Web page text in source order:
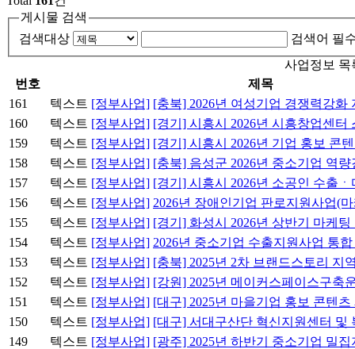
게시물 검색
검색대상
검색어 필
사업정보 목
번호
제목
161
텍스트 [정부사업] [충북] 2026년 여성기업 경쟁력강
160
텍스트 [정부사업] [경기] 시흥시 2026년 시흥창업센
159
텍스트 [정부사업] [경기] 시흥시 2026년 기업 홍보 콘
158
텍스트 [정부사업] [충북] 음성군 2026년 중소기업 역
157
텍스트 [정부사업] [경기] 시흥시 2026년 소공인 수출
156
텍스트 [정부사업] 2026년 장애인기업 판로지원사업(
155
텍스트 [정부사업] [경기] 화성시 2026년 상반기 마케
154
텍스트 [정부사업] 2026년 중소기업 수출지원사업 통
153
텍스트 [정부사업] [충북] 2025년 2차 브랜드스토리 지
152
텍스트 [정부사업] [강원] 2025년 메이커스페이스구축
151
텍스트 [정부사업] [대구] 2025년 마을기업 홍보 콘텐
150
텍스트 [정부사업] [대구] 서대구산단 혁신지원센터
149
텍스트 [정부사업] [광주] 2025년 하반기 중소기업 밀